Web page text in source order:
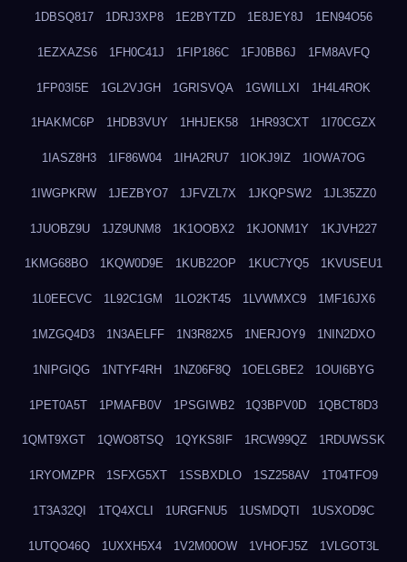
1DBSQ817 1DRJ3XP8 1E2BYTZD 1E8JEY8J 1EN94O56
1EZXAZS6 1FH0C41J 1FIP186C 1FJ0BB6J 1FM8AVFQ
1FP03I5E 1GL2VJGH 1GRISVQA 1GWILLXI 1H4L4ROK
1HAKMC6P 1HDB3VUY 1HHJEK58 1HR93CXT 1I70CGZX
1IASZ8H3 1IF86W04 1IHA2RU7 1IOKJ9IZ 1IOWA7OG
1IWGPKRW 1JEZBYO7 1JFVZL7X 1JKQPSW2 1JL35ZZ0
1JUOBZ9U 1JZ9UNM8 1K1OOBX2 1KJONM1Y 1KJVH227
1KMG68BO 1KQW0D9E 1KUB22OP 1KUC7YQ5 1KVUSEU1
1L0EECVC 1L92C1GM 1LO2KT45 1LVWMXC9 1MF16JX6
1MZGQ4D3 1N3AELFF 1N3R82X5 1NERJOY9 1NIN2DXO
1NIPGIQG 1NTYF4RH 1NZ06F8Q 1OELGBE2 1OUI6BYG
1PET0A5T 1PMAFB0V 1PSGIWB2 1Q3BPV0D 1QBCT8D3
1QMT9XGT 1QWO8TSQ 1QYKS8IF 1RCW99QZ 1RDUWSSK
1RYOMZPR 1SFXG5XT 1SSBXDLO 1SZ258AV 1T04TFO9
1T3A32QI 1TQ4XCLI 1URGFNU5 1USMDQTI 1USXOD9C
1UTQO46Q 1UXXH5X4 1V2M00OW 1VHOFJ5Z 1VLGOT3L